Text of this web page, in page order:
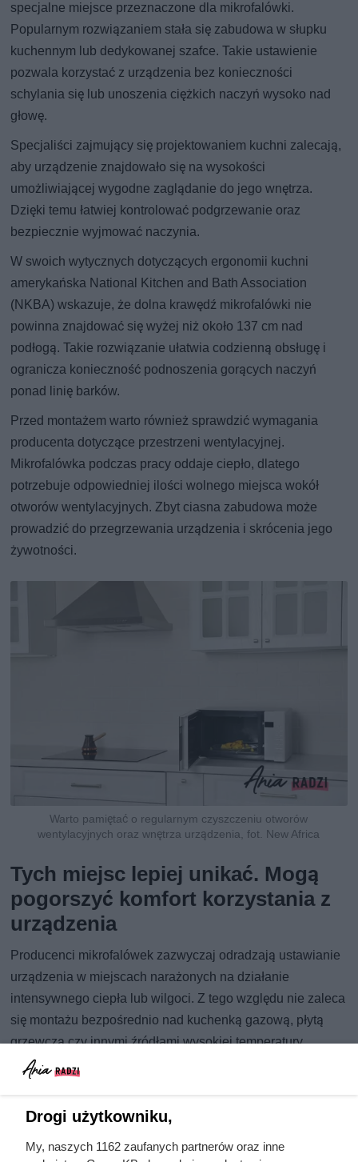
specjalne miejsce przeznaczone dla mikrofalówki.
Popularnym rozwiązaniem stała się zabudowa w słupku
kuchennym lub dedykowanej szafce. Takie ustawienie
pozwala korzystać z urządzenia bez konieczności
schylania się lub unoszenia ciężkich naczyń wysoko nad
głowę.
Specjaliści zajmujący się projektowaniem kuchni zalecają,
aby urządzenie znajdowało się na wysokości
umożliwiającej wygodne zaglądanie do jego wnętrza.
Dzięki temu łatwiej kontrolować podgrzewanie oraz
bezpiecznie wyjmować naczynia.
W swoich wytycznych dotyczących ergonomii kuchni
amerykańska National Kitchen and Bath Association
(NKBA) wskazuje, że dolna krawędź mikrofalówki nie
powinna znajdować się wyżej niż około 137 cm nad
podłogą. Takie rozwiązanie ułatwia codzienną obsługę i
ogranicza konieczność podnoszenia gorących naczyń
ponad linię barków.
Przed montażem warto również sprawdzić wymagania
producenta dotyczące przestrzeni wentylacyjnej.
Mikrofalówka podczas pracy oddaje ciepło, dlatego
potrzebuje odpowiedniej ilości wolnego miejsca wokół
otworów wentylacyjnych. Zbyt ciasna zabudowa może
prowadzić do przegrzewania urządzenia i skrócenia jego
żywotności.
Warto pamiętać o regularnym czyszczeniu otworów
wentylacyjnych oraz wnętrza urządzenia, fot. New Africa
Tych miejsc lepiej unikać. Mogą
pogorszyć komfort korzystania z
urządzenia
Producenci mikrofalówek zazwyczaj odradzają ustawianie
urządzenia w miejscach narażonych na działanie
intensywnego ciepła lub wilgoci. Z tego względu nie zaleca
się montażu bezpośrednio nad kuchenką gazową, płytą
grzewczą czy innymi źródłami wysokiej temperatury.
Niekorzystnym rozwiązaniem może być także
przypadkowego rozlania zupy, sosu czy wrzątku.
Ważna pozostaje stabilność podłoża. Urządzenie powinno
Drogi użytkowniku,
My, naszych 1162 zaufanych partnerów oraz inne